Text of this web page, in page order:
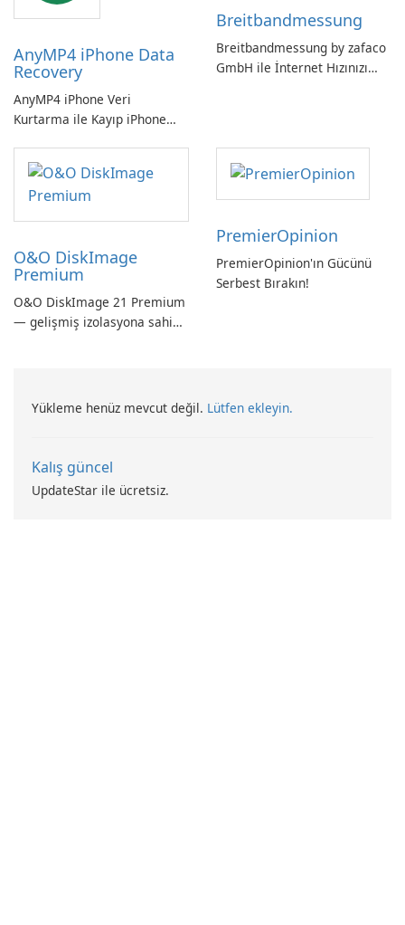
AnyMP4 iPhone Data
Recovery
AnyMP4 iPhone Veri
Kurtarma ile Kayıp iPhone
Breitbandmessung
Breitbandmessung by zafaco
GmbH ile İnternet Hızınızı
O&O DiskImage
Premium
O&O DiskImage 21 Premium
— gelişmiş izolasyona sahip
PremierOpinion
PremierOpinion'ın Gücünü
Serbest Bırakın!
Yükleme henüz mevcut değil. Lütfen ekleyin.
Kalış güncel
UpdateStar ile ücretsiz.